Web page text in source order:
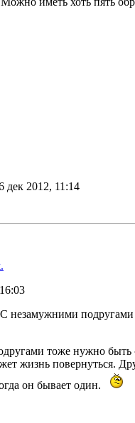
дек 2012, 11:14
С незамужними подругами
тоже нужно
жизнь повернуться.
он бывает один.